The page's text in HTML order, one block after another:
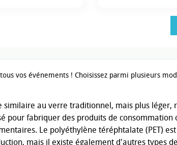
vos événements ! Choisissez parmi plusieurs
au verre traditionnel, mais plus léger,
pour fabriquer des produits de consommation
Le polyéthylène téréphtalate (PET)
mais il existe également d'autres types